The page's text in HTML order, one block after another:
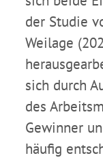
der Studie
Weilage
sich durch
des
Gewinner
häufig